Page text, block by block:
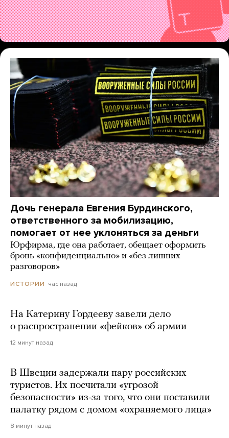
Дочь генерала Евгения Бурдинского,
ответственного за мобилизацию,
помогает от нее уклоняться за деньги
Юрфирма, где она работает, обещает оформить
бронь «конфиденциально» и «без лишних
разговоров»
ИСТОРИИ час назад
На Катерину Гордееву завели дело
о распространении «фейков» об армии
12 минут назад
В Швеции задержали пару российских
туристов. Их посчитали «угрозой
безопасности» из-за того, что они поставили
палатку рядом с домом «охраняемого лица»
8 минут назад